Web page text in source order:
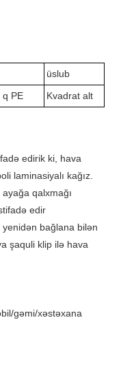
üslub
q PE Kvadrat alt
edirik ki, hava
laminasiyalı kağız.
qalxmağı
edir
bağlana bilən
şaquli klip ilə hava
gəmi/xəstəxana